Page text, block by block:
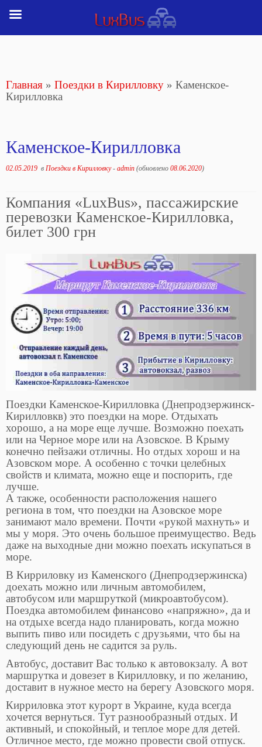
Главная » Поездки в Кирилловку » Каменское-
Кирилловка
Каменское-Кирилловка
02.05.2019 в Поездки в Кирилловку- admin (обновлено 08.06.2020)
Компания «LuxBus», пассажирские
перевозки Каменское-Кирилловка,
билет 300 грн
Поездки Каменское-Кирилловка (Днепродзержинск-
Кирилловкв) это поездки на море. Отдыхать
хорошо, а на море еще лучше. Возможно поехать
или на Черное море или на Азовское. В Крыму
конечно пейзажи отличны. Но отдых хорош и на
Азовском море. А особенно с точки целебных
свойств и климата, можно еще и поспорить, где
лучше.
А также, особенности расположения нашего
региона в том, что поездки на Азовское море
занимают мало времени. Почти «рукой махнуть» и
мы у моря. Это очень большое преимущество. Ведь
даже на выходные дни можно поехать искупаться в
море.
В Кирриловку из Каменского (Днепродзержинска)
доехать можно или личным автомобилем,
автобусом или маршруткой (микроавтобусом).
Поездка автомобилем финансово «напряжно», да и
на отдыхе всегда надо планировать, когда можно
выпить пиво или посидеть с друзьями, что бы на
следующий день не садится за руль.
Автобус, доставит Вас только к автовокзалу. А вот
маршрутка и довезет в Кирилловку, и по желанию,
доставит в нужное место на берегу Азовского моря.
Кирриловка этот курорт в Украине, куда всегда
хочется вернуться. Тут разнообразный отдых. И
активный, и спокойный, и теплое море для детей.
Отличное место, где можно провести свой отпуск.